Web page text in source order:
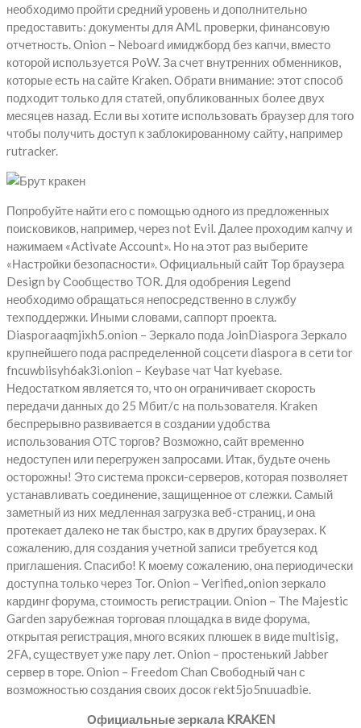
необходимо пройти средний уровень и дополнительно
предоставить: документы для AML проверки, финансовую
отчетность. Onion – Neboard имиджборд без капчи, вместо
которой используется PoW. За счет внутренних обменников,
которые есть на сайте Kraken. Обрати внимание: этот способ
подходит только для статей, опубликованных более двух
месяцев назад. Если вы хотите использовать браузер для того
чтобы получить доступ к заблокированному сайту, например
rutracker.
Попробуйте найти его с помощью одного из предложенных
поисковиков, например, через not Evil. Далее проходим капчу и
нажимаем «Activate Account». Но на этот раз выберите
«Настройки безопасности». Официальный сайт Тор браузера
Design by Сообщество TOR. Для одобрения Legend
необходимо обращаться непосредственно в службу
техподдержки. Иными словами, саппорт проекта.
Diasporaaqmjixh5.onion – Зеркало пода JoinDiaspora Зеркало
крупнейшего пода распределенной соцсети diaspora в сети tor
fncuwbiisyh6ak3i.onion – Keybase чат Чат kyebase.
Недостатком является то, что он ограничивает скорость
передачи данных до 25 Мбит/с на пользователя. Kraken
беспрерывно развивается в создании удобства
использования OTC торгов? Возможно, сайт временно
недоступен или перегружен запросами. Итак, будьте очень
осторожны! Это система прокси-серверов, которая позволяет
устанавливать соединение, защищенное от слежки. Самый
заметный из них медленная загрузка веб-страниц, и она
протекает далеко не так быстро, как в других браузерах. К
сожалению, для создания учетной записи требуется код
приглашения. Спасибо! К моему сожалению, она периодически
доступна только через Tor. Onion – Verified,.onion зеркало
кардинг форума, стоимость регистрации. Onion – The Majestic
Garden зарубежная торговая площадка в виде форума,
открытая регистрация, много всяких плюшек в виде multisig,
2FA, существует уже пару лет. Onion – простенький Jabber
сервер в торе. Onion – Freedom Chan Свободный чан с
возможностью создания своих досок rekt5jo5nuuadbie.
Официальные зеркала KRAKEN